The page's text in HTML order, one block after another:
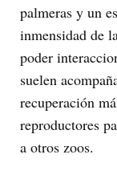
palmeras y un
inmensidad de
poder
suelen
recuperación
reproductores
a otros zoos.